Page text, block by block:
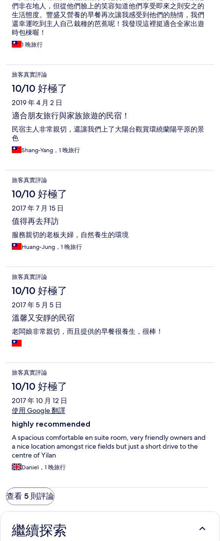
們非在地人，但從他們臉上的笑容知道他們享受即來之則安之的
生活態度。豐盛又營養的早餐再次讓我感受到他們的熱情，我們
還幸運吃到主人自己栽種的芭蕉呢！我發現這裡挺適合全家出遊
時包棟喔！
1 晚旅行
旅客真實評論
10/10 好極了
2019 年 4 月 2 日
適合朋友旅行與家族旅遊的民宿！
民宿主人非常親切，還讓我們上了大陽台觀賞環繞蘭陽平原的景
色
Shang-Yang，1 晚旅行
旅客真實評論
10/10 好極了
2017 年 7 月 15 日
值得再去拜訪
服務親切的老板夫婦，自然養生的環境
Huang-Jung，1 晚旅行
旅客真實評論
10/10 好極了
2017 年 5 月 5 日
溫馨又安靜的民宿
老闆娘非常親切，而且提供的早餐很養生，很棒！
旅客真實評論
10/10 好極了
2017 年 10 月 12 日
使用 Google 翻譯
highly recommended
A spacious comfortable en suite room, very friendly owners and
a nice location amongst rice fields but just a short drive to the
centre of Yilan
Daniel，1 晚旅行
查看 5 則評論
繼續探索